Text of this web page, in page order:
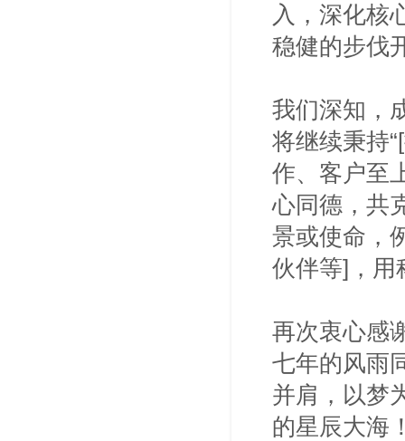
入，深化核
稳健的步伐
我们深知，
将继续秉持
作、客户至
心同德，共
景或使命，
伙伴等]，用
再次衷心感
七年的风雨
并肩，以梦
的星辰大海